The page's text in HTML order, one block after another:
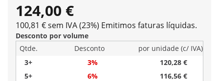
124,00 €
100,81 € sem IVA (23%) Emitimos faturas líquidas.
Desconto por volume
Qtde.
Desconto
por unidade (c/ IVA)
3+
3%
120,28 €
5+
6%
116,56 €